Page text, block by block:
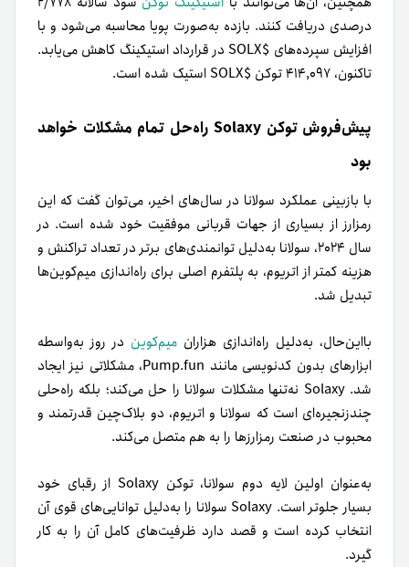
درصدی دریافت کنند. بازده به‌صورت پویا محاسبه می‌شود و با
افزایش سپرده‌های $SOLX در قرارداد استیکینگ کاهش می‌یابد.
تا‌کنون، ۴۱۴,۰۹۷ توکن $SOLX استیک شده است.
پیش‌فروش توکن Solaxy راه‌حل تمام مشکلات خواهد
بود
با بازبینی عملکرد سولانا در سال‌های اخیر، می‌توان گفت که این
رمزارز از بسیاری از جهات قربانی موفقیت خود شده است. در
سال ۲۰۲۴، سولانا به‌دلیل توانمندی‌های برتر در تعداد تراکنش و
هزینه کمتر از اتریوم، به پلتفرم اصلی برای راه‌اندازی میم‌کوین‌ها
تبدیل شد.
بااین‌حال، به‌دلیل راه‌اندازی هزاران میم‌کوین در روز به‌واسطه
ابزارهای بدون کدنویسی مانند Pump.fun، مشکلاتی نیز ایجاد
شد. Solaxy نه‌تنها مشکلات سولانا را حل می‌کند؛ بلکه راه‌حلی
چند‌زنجیره‌ای است که سولانا و اتریوم، دو بلاک‌چین قدرتمند و
محبوب در صنعت رمزارزها را به هم متصل می‌کند.
به‌عنوان اولین لایه دوم سولانا، توکن Solaxy از رقبای خود
بسیار جلوتر است. Solaxy سولانا را به‌دلیل توانایی‌های قوی آن
انتخاب کرده است و قصد دارد ظرفیت‌های کامل آن را به کار
گیرد.